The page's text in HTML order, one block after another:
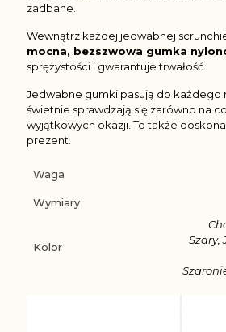
zadbane.
Wewnątrz każdej jedwabnej
mocna, bezszwowa gumka
sprężystości i gwarantuje trwałość.
Jedwabne gumki pasują do każdego
świetnie sprawdzają się zarówno na
wyjątkowych okazji. To także
prezent.
Waga
Wymiary
Kolor
Szary,